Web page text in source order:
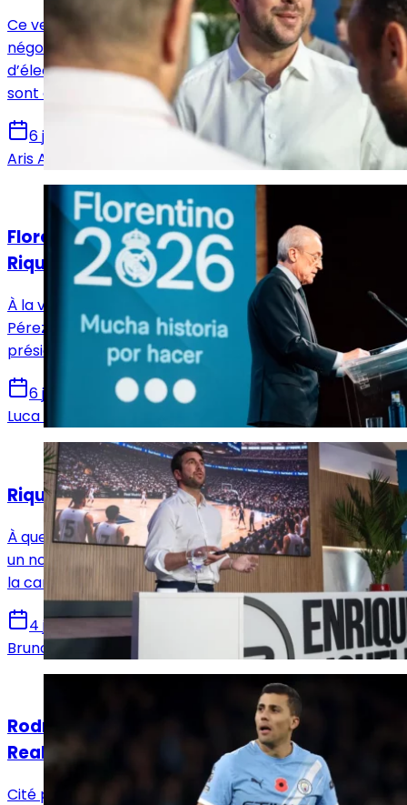
Ce vendredi, l’agent de Klopp démentait des
négociations futures avec le coach allemand en cas
d’élection de Riquelme, mais les dernières nouvelles
sont contradictoires.
6 juin 2026
Aris Aïd
Actualités
Florentino Pérez lâche la sulfateuse sur
Riquelme pour sa fin de campagne
À la veille des élections au Real Madrid, Florentino
Pérez a pris la parole pour un ultime discours. Le
président a attaqué son rival de toutes parts.
6 juin 2026
Luca Schenatto
Analyses
Riquelme touche à un tabou du Real Madrid
À quelques jours du scrutin, Enrique Riquelme franchit
un nouveau cap face à Florentino Pérez en déplaçant
la campagne sur un terrain rarement contesté.
4 juin 2026
Bruno De Oliveira
Rodri, le nom qui bouscule la campagne du
Real Madrid
Cité par Enrique Riquelme comme symbole de son